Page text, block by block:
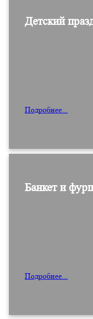
Детский
Подробнее...
Банкет и
Подробнее...